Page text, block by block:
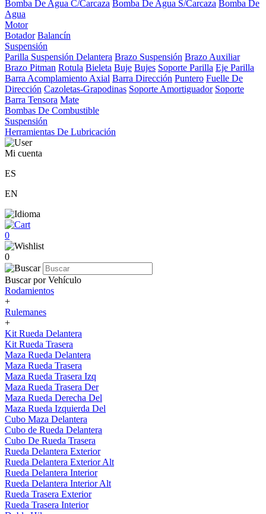
Bomba De Agua C/Carcaza Bomba De Agua S/Carcaza Bomba De
Agua
Motor
Botador Balancín
Suspensión
Parilla Suspensión Delantera Brazo Suspensión Brazo Auxiliar
Brazo Pitman Rotula Bieleta Buje Bujes Soporte Parilla Eje Parilla
Barra Acomplamiento Axial Barra Dirección Puntero Fuelle De
Dirección Cazoletas-Grapodinas Soporte Amortiguador Soporte
Barra Tensora Mate
Bombas De Combustible
Suspensión
Herramientas De Lubricación
Mi cuenta
ES
EN
0
0
Buscar por Vehículo
Rodamientos
+
Rulemanes
+
Kit Rueda Delantera
Kit Rueda Trasera
Maza Rueda Delantera
Maza Rueda Trasera
Maza Rueda Trasera Izq
Maza Rueda Trasera Der
Maza Rueda Derecha Del
Maza Rueda Izquierda Del
Cubo Maza Delantera
Cubo de Rueda Delantera
Cubo De Rueda Trasera
Rueda Delantera Exterior
Rueda Delantera Exterior Alt
Rueda Delantera Interior
Rueda Delantera Interior Alt
Rueda Trasera Exterior
Rueda Trasera Interior